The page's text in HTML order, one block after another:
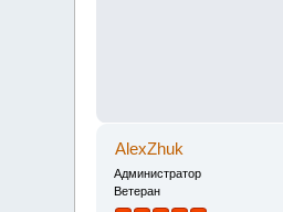
AlexZhuk
Администратор
Ветеран